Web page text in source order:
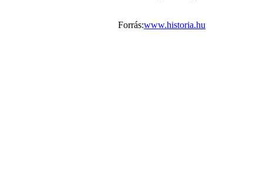
Forrás:www.historia.hu